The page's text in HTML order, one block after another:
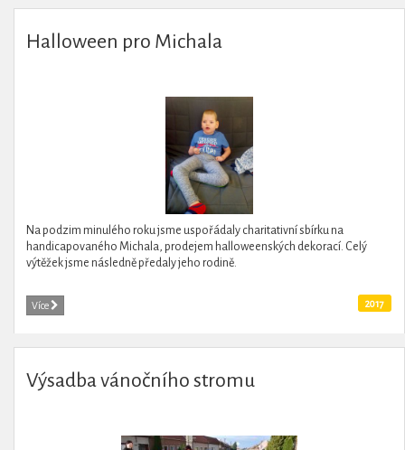
Halloween pro Michala
Na podzim minulého roku jsme uspořádaly charitativní sbírku na
handicapovaného Michala, prodejem halloweenských dekorací. Celý
výtěžek jsme následně předaly jeho rodině.
Více 2017
Výsadba vánočního stromu